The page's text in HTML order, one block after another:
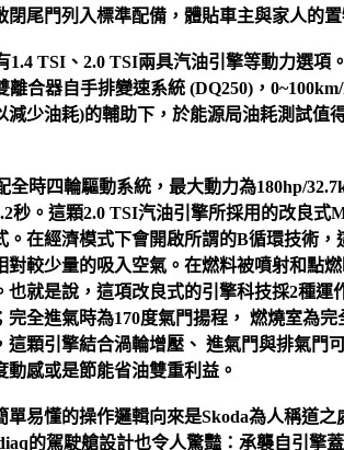
閉尾門列入標準配備，體貼車主與家人的
1.4 TSI、2.0 TSI兩具汽油引擎等動力選項
離合器自手排變速系統 (DQ250)，
減少油耗)的輔助下，於能源局油耗測試值
全時四輪驅動系統，最大動力為180hp/
秒。這顆2.0 TSI汽油引擎所採用的改良
。在經濟模式下會開啟所謂的B循環技術
對較少量的吸入空氣。在燃料被噴射和點
也就是說，這項改良式的引擎科技採2種
完全進氣時為170度氣門揚程， 燃燒室為
這顆引擎結合渦輪增壓、 進氣門與排氣門
動感或是節能省油雙重利益。
單易懂的操作邏輯向來是Skoda為人稱道
的駕駛艙設計也令人驚豔：承襲自引擎